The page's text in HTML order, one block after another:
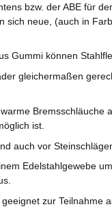
bzw. der ABE für
sich neue, (auch in
Gummi können
gleichermaßen
Bremsschläuche
ist.
auch vor
Edelstahlgewebe
zur Teilnahme